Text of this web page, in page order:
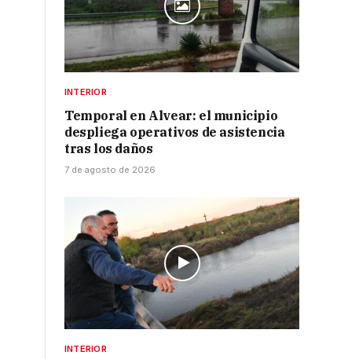
INTERIOR
Temporal en Alvear: el municipio
despliega operativos de asistencia
tras los daños
7 de agosto de 2026
INTERIOR